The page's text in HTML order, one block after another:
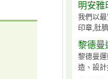
明安雅
我們以
印章,肚
黎德曼
黎德曼
造、設